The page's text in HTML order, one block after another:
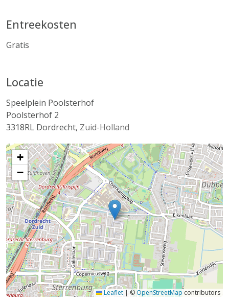
Entreekosten
Gratis
Locatie
Speelplein Poolsterhof
Poolsterhof 2
3318RL Dordrecht, Zuid-Holland
+
−
Leaflet | © OpenStreetMap contributors